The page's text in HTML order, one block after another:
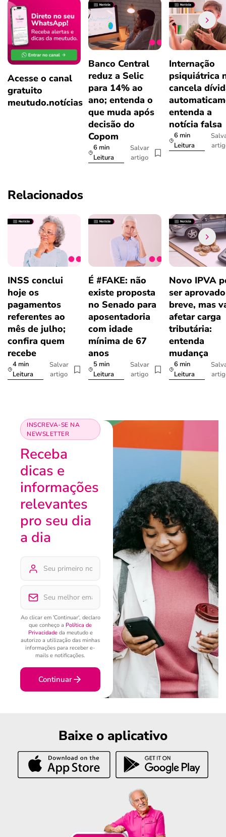
Acesse o canal
gratuito
meutudo.notícias
Banco Central
reduz a Selic
para 14% ao
ano; entenda o
que muda após
decisão do
Copom
6 min
Leitura
Salvar
artigo
Internação
psiquiátrica
cancela
entenda a
notícia falsa
6 min
Leitura
Relacionados
INSS conclui
hoje os
pagamentos
referentes ao
mês de julho;
confira quem
recebe
4 min
Leitura
Salvar
artigo
É #FAKE: não
existe proposta
no Senado para
aposentadoria
com idade
mínima de 67
anos
5 min
Leitura
Salvar
artigo
Novo IPVA
ser
breve, mas
afetar carga
tributária:
entenda
mudança
6 min
Leitura
INSCREVA-SE NA
NEWSLETTER
Receba
dicas e
informações
relevantes
pro seu dia
a dia
Ao clicar em 'Continuar', declaro
que conheço a Política de
Privacidadeda meutudo e
autorizo a utilização das minhas
informações para receber e-
mails e notificações.
Continuar
Baixe o aplicativo